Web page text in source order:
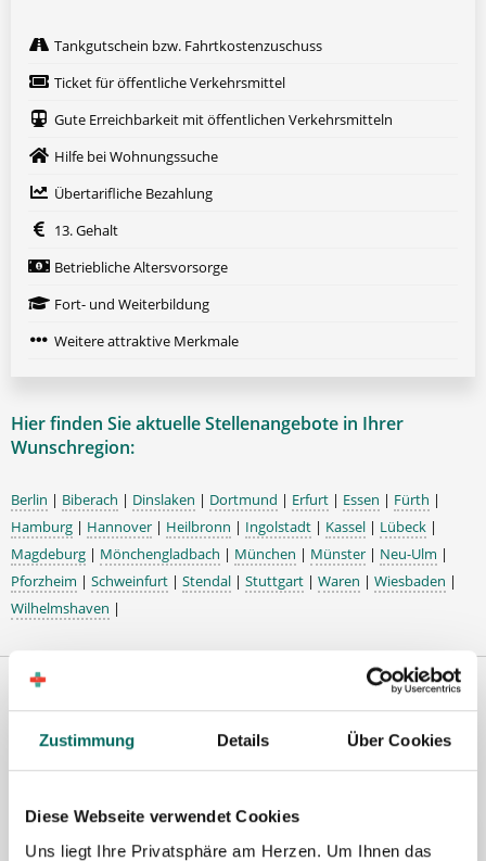
Zustimmung Details Über Cookies
Diese Webseite verwendet Cookies
Uns liegt Ihre Privatsphäre am Herzen. Um Ihnen das
Tankgutschein bzw. Fahrtkostenzuschuss
Ticket für öffentliche Verkehrsmittel
Gute Erreichbarkeit mit öffentlichen Verkehrsmitteln
Hilfe bei Wohnungssuche
Übertarifliche Bezahlung
13. Gehalt
Betriebliche Altersvorsorge
Fort- und Weiterbildung
Weitere attraktive Merkmale
Hier finden Sie aktuelle Stellenangebote in Ihrer
Wunschregion:
Berlin | Biberach | Dinslaken | Dortmund | Erfurt | Essen | Fürth |
Hamburg | Hannover | Heilbronn | Ingolstadt | Kassel | Lübeck |
Magdeburg | Mönchengladbach | München | Münster | Neu-Ulm |
Pforzheim | Schweinfurt | Stendal | Stuttgart | Waren | Wiesbaden |
Wilhelmshaven |
Premium-Stellenangebote in der
Region Frankfurt am Main:
🌟 PREMIUM-STELLENANGEBOT 🌟